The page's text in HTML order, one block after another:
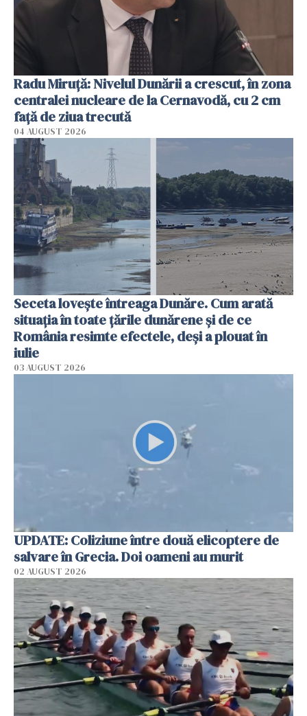
Radu Miruţă: Nivelul Dunării a crescut, în zona
centralei nucleare de la Cernavodă, cu 2 cm
faţă de ziua trecută
04 AUGUST 2026
Seceta lovește întreaga Dunăre. Cum arată
situația în toate țările dunărene și de ce
România resimte efectele, deși a plouat în
iulie
03 AUGUST 2026
UPDATE: Coliziune între două elicoptere de
salvare în Grecia. Doi oameni au murit
02 AUGUST 2026